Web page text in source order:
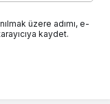
üzere adımı, e-
kaydet.